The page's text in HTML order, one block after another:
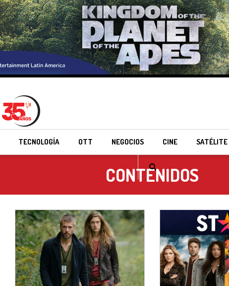
TECNOLOGÍA OTT NEGOCIOS CINE SATÉLITE
CONTENIDOS